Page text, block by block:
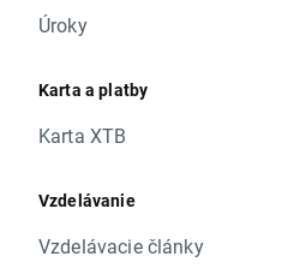
Úroky
Karta a platby
Karta XTB
Vzdelávanie
Vzdelávacie články